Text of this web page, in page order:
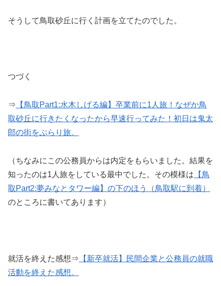
そうして鳥取砂丘に行く計画を立てたのでした。
つづく
⇒ 【鳥取Part1:水木しげる編】卒業前に1人旅！なぜか鳥
取砂丘に行きたくなったから早速行ってみた！初日は鬼太
郎の街をぶらり旅。
（ちなみにこの公務員からは内定をもらいました。結果を
知ったのは1人旅をしている最中でした。その模様は 【鳥
取Part2:夢みなとタワー編】の下のほう（鳥取駅に到着）
のところに書いてあります）
就活を終えた感想⇒ 【新卒就活】民間企業と公務員の就職
活動を終えた感想。